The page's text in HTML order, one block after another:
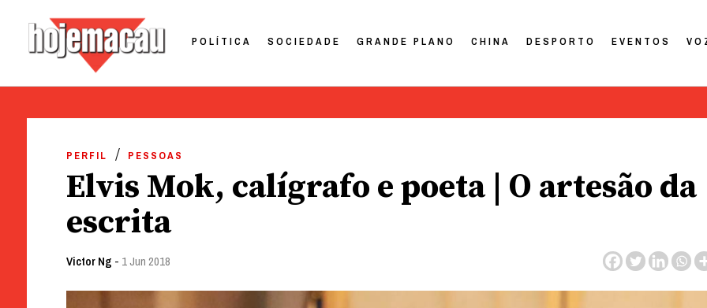
POLÍTICA SOCIEDADE GRANDE PLANO CHINA DESPORTO EVENTOS
PERFIL PESSOAS
Elvis Mok, calígrafo e poeta | O artesão da
escrita
Victor Ng - 1 Jun 2018